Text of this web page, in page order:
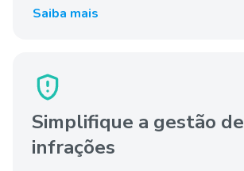
Saiba mais
Simplifique a gestão de
infrações